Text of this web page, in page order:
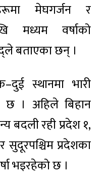
मेघगर्जन र
मध्यम वर्षाको
बताएका छन् ।
स्थानमा भारी
छ । अहिले बिहान
बदली रही प्रदेश १,
सुदूरपश्चिम प्रदेशका
भइरहेको छ ।